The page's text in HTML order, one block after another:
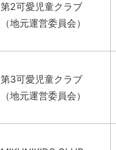
第2可愛児童クラブ
（地元運営委員会）
第3可愛児童クラブ
（地元運営委員会）